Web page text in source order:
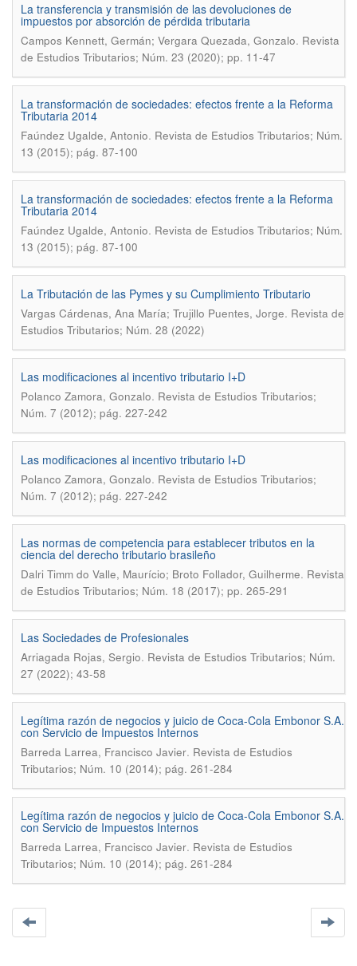
La transferencia y transmisión de las devoluciones de
impuestos por absorción de pérdida tributaria
Campos Kennett, Germán; Vergara Quezada, Gonzalo. Revista
de Estudios Tributarios; Núm. 23 (2020); pp. 11-47
La transformación de sociedades: efectos frente a la Reforma
Tributaria 2014
Faúndez Ugalde, Antonio. Revista de Estudios Tributarios; Núm.
13 (2015); pág. 87-100
La transformación de sociedades: efectos frente a la Reforma
Tributaria 2014
Faúndez Ugalde, Antonio. Revista de Estudios Tributarios; Núm.
13 (2015); pág. 87-100
La Tributación de las Pymes y su Cumplimiento Tributario
Vargas Cárdenas, Ana María; Trujillo Puentes, Jorge. Revista de
Estudios Tributarios; Núm. 28 (2022)
Las modificaciones al incentivo tributario I+D
Polanco Zamora, Gonzalo. Revista de Estudios Tributarios;
Núm. 7 (2012); pág. 227-242
Las modificaciones al incentivo tributario I+D
Polanco Zamora, Gonzalo. Revista de Estudios Tributarios;
Núm. 7 (2012); pág. 227-242
Las normas de competencia para establecer tributos en la
ciencia del derecho tributario brasileño
Dalri Timm do Valle, Maurício; Broto Follador, Guilherme. Revista
de Estudios Tributarios; Núm. 18 (2017); pp. 265-291
Las Sociedades de Profesionales
Arriagada Rojas, Sergio. Revista de Estudios Tributarios; Núm.
27 (2022); 43-58
Legítima razón de negocios y juicio de Coca-Cola Embonor S.A.
con Servicio de Impuestos Internos
Barreda Larrea, Francisco Javier. Revista de Estudios
Tributarios; Núm. 10 (2014); pág. 261-284
Legítima razón de negocios y juicio de Coca-Cola Embonor S.A.
con Servicio de Impuestos Internos
Barreda Larrea, Francisco Javier. Revista de Estudios
Tributarios; Núm. 10 (2014); pág. 261-284